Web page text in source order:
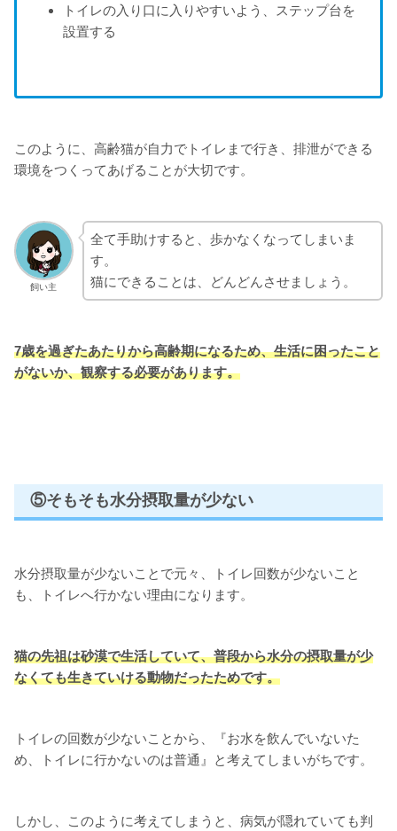
トイレの入り口に入りやすいよう、ステップ台を
設置する
このように、高齢猫が自力でトイレまで行き、排泄ができる
環境をつくってあげることが大切です。
飼い主
全て手助けすると、歩かなくなってしまいま
す。
猫にできることは、どんどんさせましょう。
7歳を過ぎたあたりから高齢期になるため、生活に困ったこと
がないか、観察する必要があります。
⑤そもそも水分摂取量が少ない
水分摂取量が少ないことで元々、トイレ回数が少ないこと
も、トイレへ行かない理由になります。
猫の先祖は砂漠で生活していて、普段から水分の摂取量が少
なくても生きていける動物だったためです。
トイレの回数が少ないことから、『お水を飲んでいないた
め、トイレに行かないのは普通』と考えてしまいがちです。
しかし、このように考えてしまうと、病気が隠れていても判